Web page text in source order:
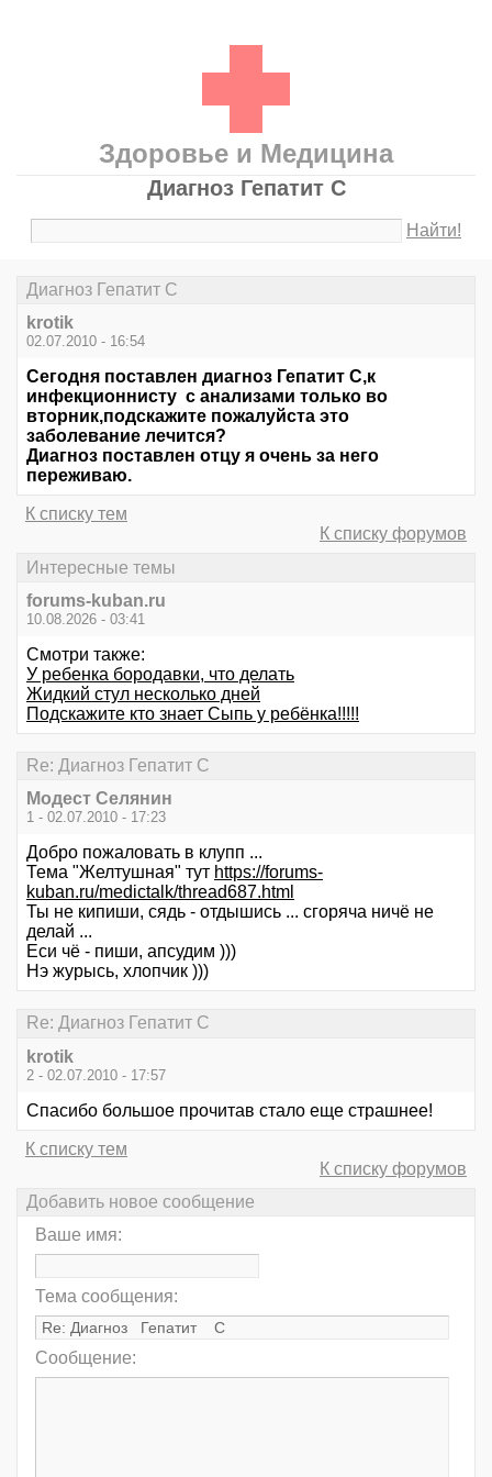
Здоровье и Медицина
Диагноз Гепатит С
Найти!
Диагноз Гепатит С
krotik
02.07.2010 - 16:54
Сегодня поставлен диагноз Гепатит С,к
инфекционнисту с анализами только во
вторник,подскажите пожалуйста это
заболевание лечится?
Диагноз поставлен отцу я очень за него
переживаю.
К списку тем
К списку форумов
Интересные темы
forums-kuban.ru
10.08.2026 - 03:41
Смотри также:
У ребенка бородавки, что делать
Жидкий стул несколько дней
Подскажите кто знает Сыпь у ребёнка!!!!!
Re: Диагноз Гепатит С
Модест Селянин
1 - 02.07.2010 - 17:23
Добро пожаловать в клупп ...
Тема "Желтушная" тут https://forums-
kuban.ru/medictalk/thread687.html
Ты не кипиши, сядь - отдышись ... сгоряча ничё не
делай ...
Еси чё - пиши, апсудим )))
Нэ журысь, хлопчик )))
Re: Диагноз Гепатит С
krotik
2 - 02.07.2010 - 17:57
Спасибо большое прочитав стало еще страшнее!
К списку тем
К списку форумов
Добавить новое сообщение
Ваше имя:
Тема сообщения:
Сообщение: